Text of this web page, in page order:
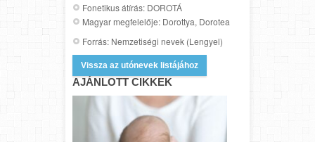
Fonetikus átírás: DOROTÁ
Magyar megfelelője: Dorottya, Dorotea
Forrás: Nemzetiségi nevek (Lengyel)
Vissza az utónevek listájához
AJÁNLOTT CIKKEK